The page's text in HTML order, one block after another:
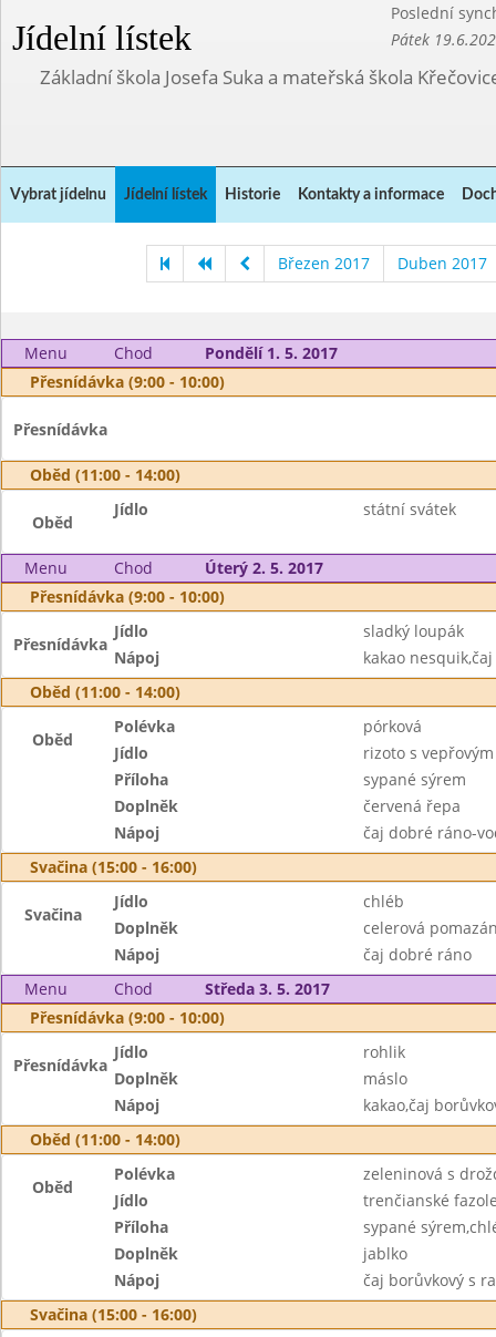
Jídelní lístek
Poslední
Pátek
Základní škola Josefa Suka a mateřská škola
Vybrat jídelnu Jídelní lístek Historie Kontakty a informace
Březen 2017 Duben 2017
Menu Chod
Pondělí 1. 5. 2017
Přesnídávka (9:00 - 10:00)
Přesnídávka
Oběd (11:00 - 14:00)
Oběd
Jídlo státní svátek
Menu Chod
Úterý 2. 5. 2017
Přesnídávka (9:00 - 10:00)
Přesnídávka
Jídlo
sladký loupák
Nápoj
kakao
Oběd (11:00 - 14:00)
Oběd
Polévka
pórková
Jídlo
rizoto s
Příloha
sypané sýrem
Doplněk
červená řepa
Nápoj
čaj dobré ráno-
Svačina (15:00 - 16:00)
Svačina
Jídlo
chléb
Doplněk
celerová
Nápoj
čaj dobré ráno
Menu
Chod
Středa 3. 5. 2017
Přesnídávka (9:00 - 10:00)
Přesnídávka
Jídlo
rohlik
Doplněk
máslo
Nápoj
kakao,čaj
Oběd (11:00 - 14:00)
Oběd
Polévka
zeleninová s
Jídlo
trenčianské
Příloha
sypané
Doplněk
jablko
Nápoj
čaj borůvkový s
Svačina (15:00 - 16:00)